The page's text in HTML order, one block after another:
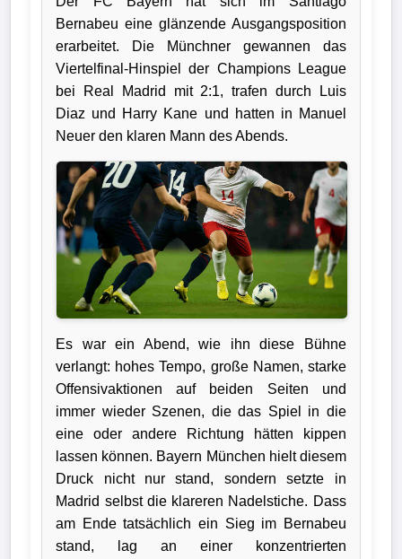
Verletzungspech
Frauenfußball
eSports
STATISTIKEN
Bundesliga
Tabelle
Bundesliga
Tabelle
Bernabeu eine glänzende Ausgangsposition
erarbeitet. Die Münchner gewannen das
Viertelfinal-Hinspiel der Champions League
bei Real Madrid mit 2:1, trafen durch Luis
Diaz und Harry Kane und hatten in Manuel
Neuer den klaren Mann des Abends.
Es war ein Abend, wie ihn diese Bühne
verlangt: hohes Tempo, große Namen, starke
Offensivaktionen auf beiden Seiten und
immer wieder Szenen, die das Spiel in die
eine oder andere Richtung hätten kippen
lassen können. Bayern München hielt diesem
Druck nicht nur stand, sondern setzte in
Madrid selbst die klareren Nadelstiche. Dass
am Ende tatsächlich ein Sieg im Bernabeu
stand, lag an einer konzentrierten